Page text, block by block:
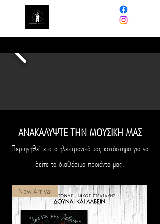
ΑΝΑΚΑΛΥΨΤΕ ΤΗΝ ΜΟΥΣΙΚΗ ΜΑΣ
Περιηγηθείτε στο ηλεκτρονικό μας κατάστημα για να
δείτε τα διαθέσιμα προϊόντα μας.
New Arrival